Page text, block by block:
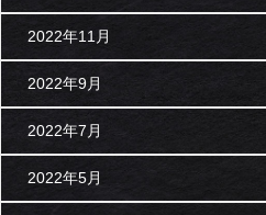
2022年11月
2022年9月
2022年7月
2022年5月